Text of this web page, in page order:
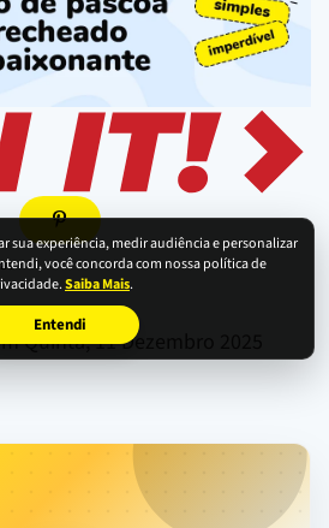
sua experiência, medir audiência e personalizar
você concorda com nossa política de
Saiba Mais.
Entendi
Quinta, 11 Dezembro 2025